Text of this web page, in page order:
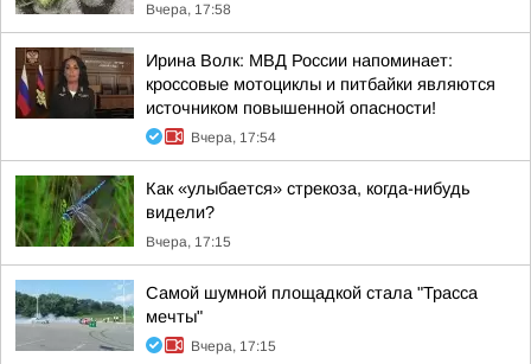
Вчера, 17:58
Ирина Волк: МВД России напоминает:
кроссовые мотоциклы и питбайки являются
источником повышенной опасности!
Вчера, 17:54
Как «улыбается» стрекоза, когда-нибудь
видели?
Вчера, 17:15
Самой шумной площадкой стала "Трасса
мечты"
Вчера, 17:15